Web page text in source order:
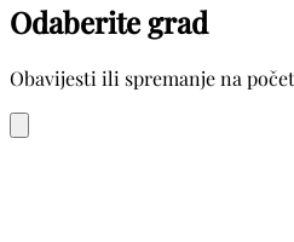
Odaberite grad
Obavijesti ili spremanje na